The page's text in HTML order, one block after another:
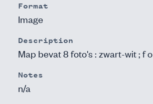
Format
Image
Description
Map bevat 8 foto's : zwart-wit ; f o
Notes
n/a